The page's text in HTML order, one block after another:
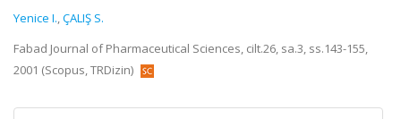
Yenice I.,ÇALIŞ S.
Fabad Journal of Pharmaceutical Sciences, cilt.26, sa.3, ss.143-155,
2001 (Scopus, TRDizin)